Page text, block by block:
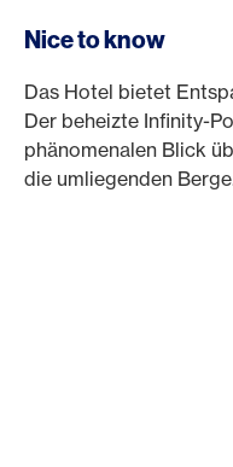
Nice to know
Das Hotel bietet
Der beheizte Infinity-
phänomenalen Blick
die umliegenden